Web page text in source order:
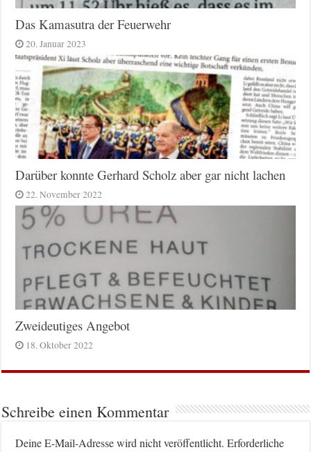
Das Kamasutra der Feuerwehr
20. Januar 2023
Darüber konnte Gerhard Scholz aber gar nicht lachen
22. November 2022
Zweideutiges Angebot
18. Oktober 2022
Schreibe einen Kommentar
Deine E-Mail-Adresse wird nicht veröffentlicht. Erforderliche